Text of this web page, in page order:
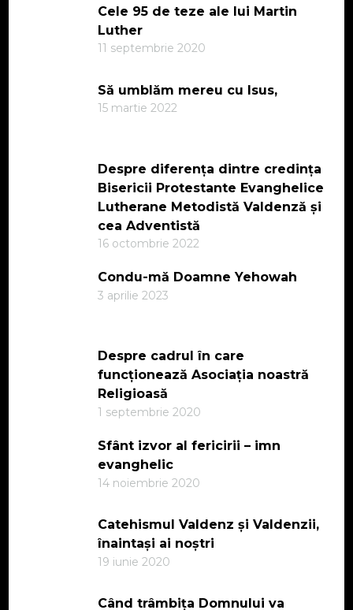
Cele 95 de teze ale lui Martin
Luther
11 septembrie 2020
Să umblăm mereu cu Isus,
15 martie 2022
Despre diferența dintre credința
Bisericii Protestante Evanghelice
Lutherane Metodistă Valdenză și
cea Adventistă
16 octombrie 2022
Condu-mă Doamne Yehowah
3 aprilie 2023
Despre cadrul în care
funcționează Asociația noastră
Religioasă
1 septembrie 2020
Sfânt izvor al fericirii – imn
evanghelic
14 noiembrie 2020
Catehismul Valdenz și Valdenzii,
înaintași ai noștri
19 iunie 2020
Când trâmbița Domnului va